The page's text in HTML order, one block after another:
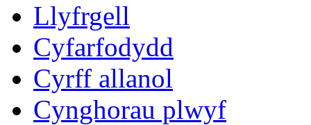
Llyfrgell
Cyfarfodydd
Cyrff allanol
Cynghorau plwyf